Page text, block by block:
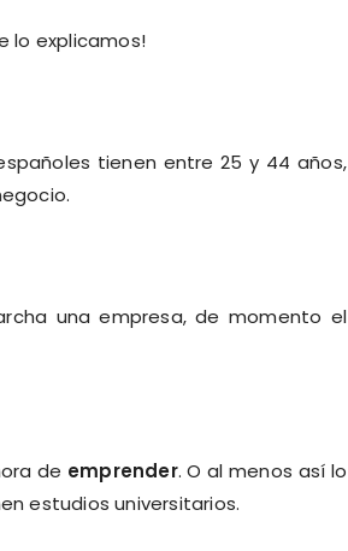
lo explicamos!
tienen entre 25 y 44 años,
una empresa, de momento el
de emprender. O al menos así lo
estudios universitarios.